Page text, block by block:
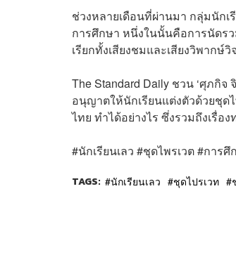
ช่วงหลายเดือนที่ผ่านมา กลุ่มนักเรี
การศึกษา หนึ่งในนั้นคือการนัดร
เรียกทั้งเสียงชมและเสียงวิพากษ์
The Standard Daily ชวน ‘ศุภกิจ
อนุญาตให้นักเรียนแต่งตัวด้วยชุด
ไทย ทำได้อย่างไร ซึ่งรวมถึงเรื่อ
#นักเรียนเลว #ชุดไพรเวต #การศึ
TAGS: นักเรียนเลว ชุดไปรเวท